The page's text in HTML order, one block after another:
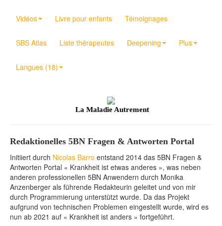
Vidéos Livre pour enfants Témoignages
SBS Atlas Liste thérapeutes Deepening Plus
Langues (18)
La Maladie Autrement
Redaktionelles 5BN Fragen & Antworten Portal
Initiiert durch Nicolas Barro entstand 2014 das 5BN Fragen &
Antworten Portal « Krankheit ist etwas anderes », was neben
anderen professionellen 5BN Anwendern durch Monika
Anzenberger als führende Redakteurin geleitet und von mir
durch Programmierung unterstützt wurde. Da das Projekt
aufgrund von technischen Problemen eingestellt wurde, wird es
nun ab 2021 auf « Krankheit ist anders » fortgeführt.